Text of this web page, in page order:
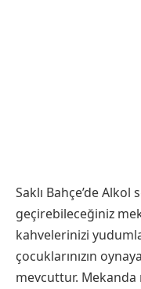
Saklı Bahçe’de
geçirebileceğiniz
kahvelerinizi
çocuklarınızın
mevcuttur. Mekanda